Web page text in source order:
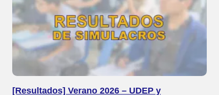
[Resultados] Verano 2026 – UDEP y